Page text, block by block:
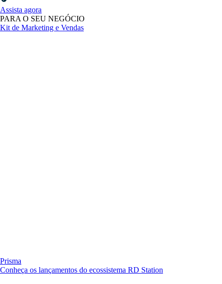
Assista agora
PARA O SEU NEGÓCIO
Kit de Marketing e Vendas
Prisma
Conheça os lançamentos do ecossistema RD Station